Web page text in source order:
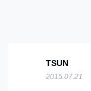
TSUN
2015.07.21